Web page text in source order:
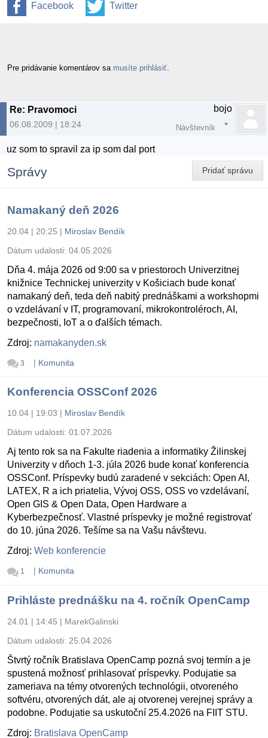
Facebook Twitter
Pre pridávanie komentárov sa musíte prihlásiť
Re: Pravomoci
06.08.2009 | 18:24
bojo
Návštevník
uz som to spravil za ip som dal port
Pridať správu
Správy
Namakaný deň 2026
20.04 | 20:25 | Miroslav Bendík
Dátum udalosti: 04.05.2026
Dňa 4. mája 2026 od 9:00 sa v priestoroch Univerzitnej
knižnice Technickej univerzity v Košiciach bude konať
namakaný deň, teda deň nabitý prednáškami a workshopmi
o vzdelávaní v IT, programovaní, mikrokontroléroch, AI,
bezpečnosti, IoT a o ďalších témach.
Zdroj: namakanyden.sk
3 | Komunita
Konferencia OSSConf 2026
10.04 | 19:03 | Miroslav Bendík
Dátum udalosti: 01.07.2026
Aj tento rok sa na Fakulte riadenia a informatiky Žilinskej
Univerzity v dňoch 1-3. júla 2026 bude konať konferencia
OSSConf. Príspevky budú zaradené v sekciách: Open AI,
LATEX, R a ich priatelia, Vývoj OSS, OSS vo vzdelávaní,
Open GIS & Open Data, Open Hardware a
Kyberbezpečnosť. Vlastné príspevky je možné registrovať
do 10. júna 2026. Tešíme sa na Vašu návštevu.
Zdroj: Web konferencie
1 | Komunita
Prihláste prednášku na 4. ročník OpenCamp
24.01 | 14:45 | MarekGalinski
Dátum udalosti: 25.04.2026
Štvrtý ročník Bratislava OpenCamp pozná svoj termín a je
spustená možnosť prihlasovať príspevky. Podujatie sa
zameriava na témy otvorených technológii, otvoreného
softvéru, otvorených dát, ale aj otvorenej verejnej správy a
podobne. Podujatie sa uskutoční 25.4.2026 na FIIT STU.
Zdroj: Bratislava OpenCamp